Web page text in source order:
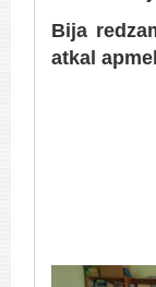
Bija
atkal